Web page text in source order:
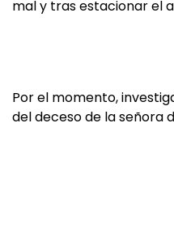
mal y tras estacionar el
Por el momento,
del deceso de la señora